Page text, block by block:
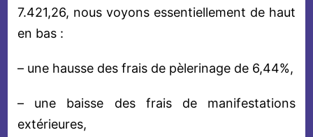
7.421,26, nous voyons essentiellement de haut
en bas :
– une hausse des frais de pèlerinage de 6,44%,
– une baisse des frais de manifestations
extérieures,